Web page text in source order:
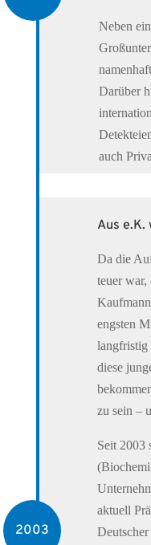
Neben
Darüber
auch
2003
Aus e.K.
Da die
teuer war,
engsten
langfristig
diese
zu sein –
Seit 2003
aktuell